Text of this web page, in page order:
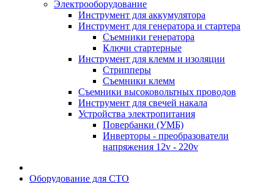
Электрооборудование
Инструмент для аккумулятора
Инструмент для генератора и стартера
Съемники генератора
Ключи стартерные
Инструмент для клемм и изоляции
Стрипперы
Съемники клемм
Съемники высоковольтных проводов
Инструмент для свечей накала
Устройства электропитания
Повербанки (УМБ)
Инверторы - преобразователи
напряжения 12v - 220v
Оборудование для СТО